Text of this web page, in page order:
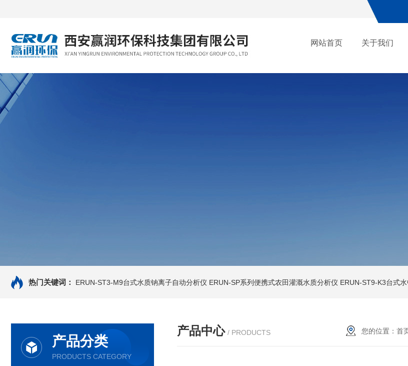
网站首页 关于我们
热门关键词： ERUN-ST3-M9台式水质钠离子自动分析仪 ERUN-SP系列便携式农田灌溉水质分析仪 ERUN-ST9-K3台式水中臭
产品分类
PRODUCTS CATEGORY
产品中心 / PRODUCTS 您的位置：首